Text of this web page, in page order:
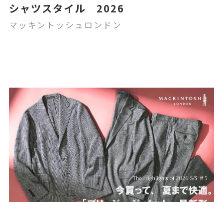
シャツスタイル 2026
マッキントッシュロンドン